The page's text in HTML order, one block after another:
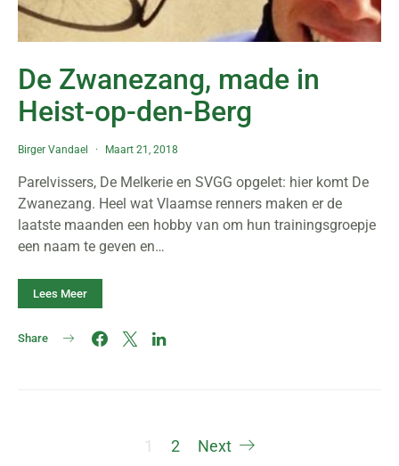
De Zwanezang, made in
Heist-op-den-Berg
Birger Vandael Maart 21, 2018
Parelvissers, De Melkerie en SVGG opgelet: hier komt De
Zwanezang. Heel wat Vlaamse renners maken er de
laatste maanden een hobby van om hun trainingsgroepje
een naam te geven en…
Lees Meer
Share
Berichten
1 2 Next